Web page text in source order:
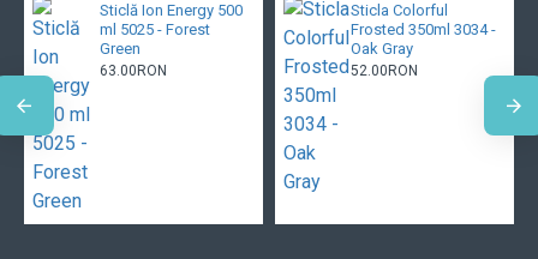
Sticlă Ion Energy 500
ml 5025 - Forest
Green
63.00RON
Sticla Colorful
Frosted 350ml 3034 -
Oak Gray
52.00RON